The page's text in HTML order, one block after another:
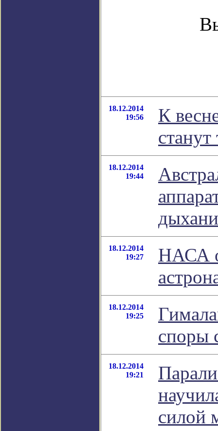
18.12.2014
19:56
К
станут
18.12.2014
19:44
18.12.2014
19:27
НАСА
18.12.2014
19:25
споры
18.12.2014
19:21
силой